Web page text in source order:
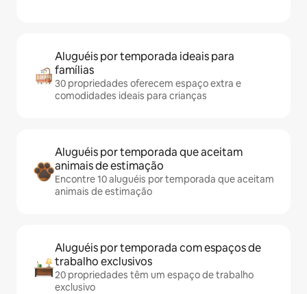
Aluguéis por temporada ideais para
famílias
30 propriedades oferecem espaço extra e
comodidades ideais para crianças
Aluguéis por temporada que aceitam
animais de estimação
Encontre 10 aluguéis por temporada que aceitam
animais de estimação
Aluguéis por temporada com espaços de
trabalho exclusivos
20 propriedades têm um espaço de trabalho
exclusivo